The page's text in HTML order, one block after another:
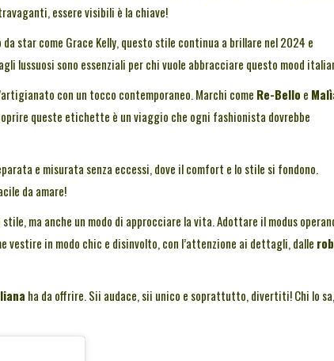
essere visibili è la chiave!
star come Grace Kelly, questo stile continua a brillare nel 2024 e
lussuosi sono essenziali per chi vuole abbracciare questo mood
con un tocco contemporaneo. Marchi come Re-Bello e
queste etichette è un viaggio che ogni fashionista dovrebbe
e misurata senza eccessi, dove il comfort e lo stile si fondono.
da amare!
ma anche un modo di approcciare la vita. Adottare il modus
vestire in modo chic e disinvolto, con l’attenzione ai dettagli, dalle
ha da offrire. Sii audace, sii unico e soprattutto, divertiti! Chi lo sa,